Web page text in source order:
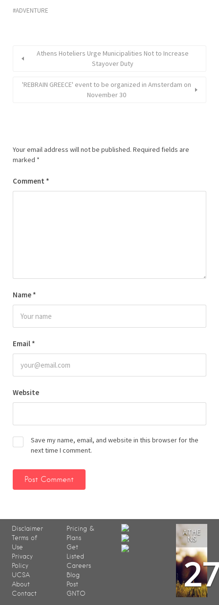
ADVENTURE
Athens Hoteliers Urge Municipalities Not to Increase
Stayover Duty
'REBRAIN GREECE' event to be organized in Amsterdam on
November 30
Your email address will not be published. Required fields are
marked *
Comment *
Name *
Email *
Website
Save my name, email, and website in this browser for the
next time I comment.
Disclaimer
Terms of
Use
Privacy
Policy
UCSA
About
Contact
Pricing &
Plans
Get
Listed
Careers
Blog
Post
GNTO
ATHE
NS